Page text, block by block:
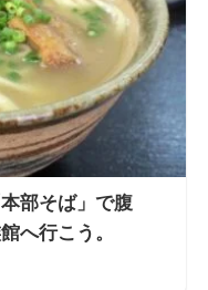
部そば」で腹
へ行こう。